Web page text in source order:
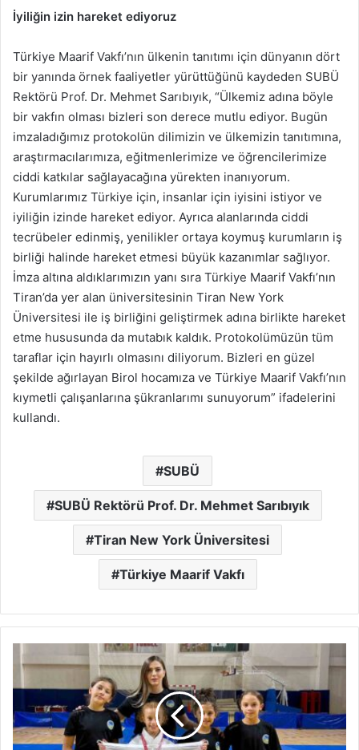
İyiliğin izin hareket ediyoruz
Türkiye Maarif Vakfı’nın ülkenin tanıtımı için dünyanın dört
bir yanında örnek faaliyetler yürüttüğünü kaydeden SUBÜ
Rektörü Prof. Dr. Mehmet Sarıbıyık, “Ülkemiz adına böyle
bir vakfın olması bizleri son derece mutlu ediyor. Bugün
imzaladığımız protokolün dilimizin ve ülkemizin tanıtımına,
araştırmacılarımıza, eğitmenlerimize ve öğrencilerimize
ciddi katkılar sağlayacağına yürekten inanıyorum.
Kurumlarımız Türkiye için, insanlar için iyisini istiyor ve
iyiliğin izinde hareket ediyor. Ayrıca alanlarında ciddi
tecrübeler edinmiş, yenilikler ortaya koymuş kurumların iş
birliği halinde hareket etmesi büyük kazanımlar sağlıyor.
İmza altına aldıklarımızın yanı sıra Türkiye Maarif Vakfı’nın
Tiran’da yer alan üniversitesinin Tiran New York
Üniversitesi ile iş birliğini geliştirmek adına birlikte hareket
etme hususunda da mutabık kaldık. Protokolümüzün tüm
taraflar için hayırlı olmasını diliyorum. Bizleri en güzel
şekilde ağırlayan Birol hocamıza ve Türkiye Maarif Vakfı’nın
kıymetli çalışanlarına şükranlarımı sunuyorum” ifadelerini
kullandı.
SUBÜ
SUBÜ Rektörü Prof. Dr. Mehmet Sarıbıyık
Tiran New York Üniversitesi
Türkiye Maarif Vakfı
gururu
Aysima
şampiyonu